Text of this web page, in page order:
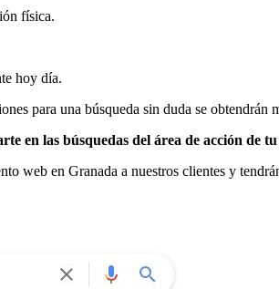
física.
hoy día.
para una búsqueda sin duda se obtendrán
en las búsquedas del área de acción de
web en Granada a nuestros clientes y